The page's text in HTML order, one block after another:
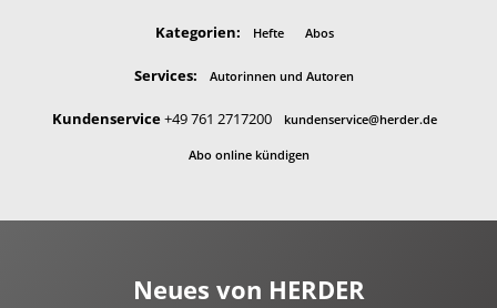
Kategorien: Hefte Abos
Services: Autorinnen und Autoren
Kundenservice+49 761 2717200 kundenservice@herder.de
Abo online kündigen
Neues von HERDER